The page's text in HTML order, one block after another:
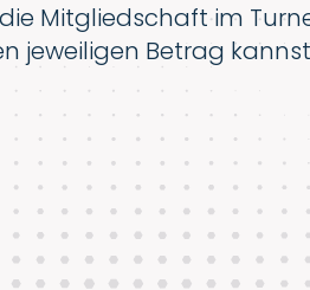
Mitgliedschaft im
jeweiligen Betrag